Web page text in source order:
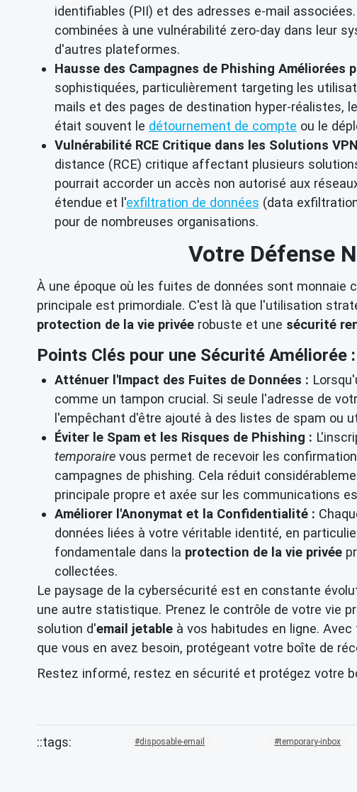
identifiables (PII) et des adresses e-mail
combinées à une vulnérabilité zero-day dans leur
d'autres plateformes.
Hausse des Campagnes de Phishing Améliorées
sophistiquées, particulièrement targeting les
mails et des pages de destination hyper-réalistes,
était souvent le détournement de compte ou le
Vulnérabilité RCE Critique dans les Solutions
distance (RCE) critique affectant plusieurs
pourrait accorder un accès non autorisé aux
étendue et l'exfiltration de données (data
pour de nombreuses organisations.
Votre Défense
À une époque où les fuites de données sont
principale est primordiale. C'est là que l'utilisation
protection de la vie privée robuste et une sécurité
Points Clés pour une Sécurité Améliorée :
Atténuer l'Impact des Fuites de Données :
comme un tampon crucial. Si seule l'adresse de
l'empêchant d'être ajouté à des listes de spam ou
Éviter le Spam et les Risques de Phishing :
temporaire vous permet de recevoir les
campagnes de phishing. Cela réduit
principale propre et axée sur les communications
Améliorer l'Anonymat et la Confidentialité :
données liées à votre véritable identité, en
fondamentale dans la protection de la vie privée
collectées.
Le paysage de la cybersécurité est en constante
une autre statistique. Prenez le contrôle de votre vie
solution d'email jetable à vos habitudes en ligne.
que vous en avez besoin, protégeant votre boîte de
Restez informé, restez en sécurité et protégez votre
disposable-email temporary-inbox